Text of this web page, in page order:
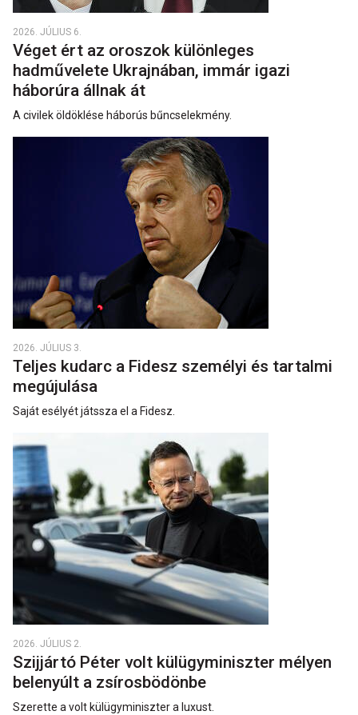
2026. JÚLIUS 6.
Véget ért az oroszok különleges
hadművelete Ukrajnában, immár igazi
háborúra állnak át
A civilek öldöklése háborús bűncselekmény.
2026. JÚLIUS 3.
Teljes kudarc a Fidesz személyi és tartalmi
megújulása
Saját esélyét játssza el a Fidesz.
2026. JÚLIUS 2.
Szijjártó Péter volt külügyminiszter mélyen
belenyúlt a zsírosbödönbe
Szerette a volt külügyminiszter a luxust.